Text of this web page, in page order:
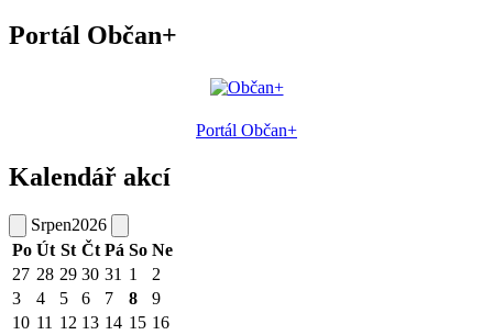
Portál Občan+
Portál Občan+
Kalendář akcí
Srpen2026
Po Út St Čt Pá So Ne
27 28 29 30 31 1
2
3
4 5 6 7 8
9
10 11 12 13 14 15 16